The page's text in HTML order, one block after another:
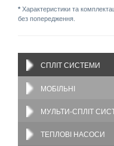
* Характеристики та
без попередження.
СПЛІТ СИСТЕМИ
МОБІЛЬНІ
МУЛЬТИ-СПЛІТ
ТЕПЛОВІ НАСОСИ